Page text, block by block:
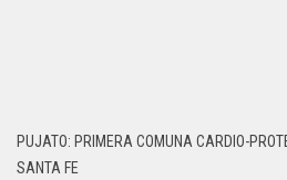
PUJATO: PRIMERA COMUNA CARDIO-
SANTA FE